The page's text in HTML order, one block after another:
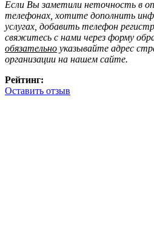
Если Вы заметили неточность в
телефонах, хотите дополнить
услугах, добавить телефон
свяжитесь с нами через форму
обязательно указывайте адрес
организации на нашем сайте.
Рейтинг:
Оставить отзыв